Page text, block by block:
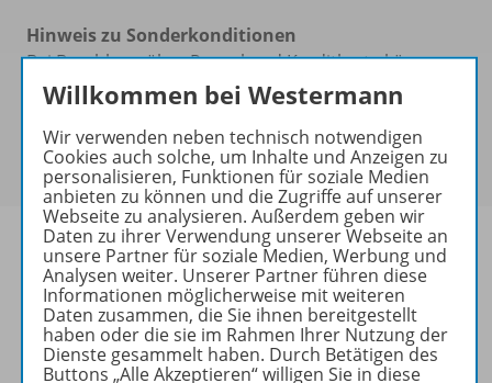
Hinweis zu Sonderkonditionen
Bei Bezahlung über Paypal und Kreditkarte können
keine Sonderkonditionen gewährt werden.
Um den für Sie gültigen Preis zu sehen,melden Sie
sich bitte an.
Informationen
Willkommen bei Westermann
Wir verwenden neben technisch notwendigen
Cookies auch solche, um Inhalte und Anzeigen zu
personalisieren, Funktionen für soziale Medien
anbieten zu können und die Zugriffe auf unserer
Webseite zu analysieren. Außerdem geben wir
Daten zu ihrer Verwendung unserer Webseite an
unsere Partner für soziale Medien, Werbung und
Analysen weiter. Unserer Partner führen diese
Informationen möglicherweise mit weiteren
Daten zusammen, die Sie ihnen bereitgestellt
haben oder die sie im Rahmen Ihrer Nutzung der
Dienste gesammelt haben. Durch Betätigen des
Buttons „Alle Akzeptieren“ willigen Sie in diese